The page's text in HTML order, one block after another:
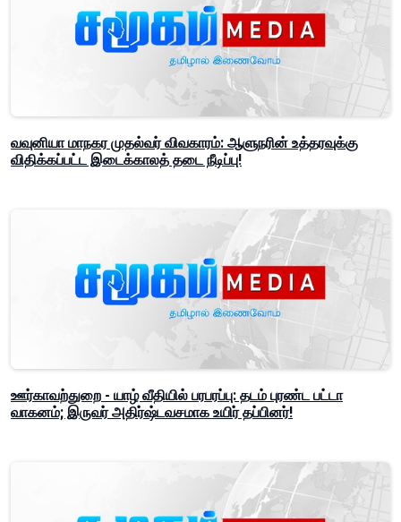
வவுனியா மாநகர முதல்வர் விவகாரம்: ஆளுநரின் உத்தரவுக்கு
விதிக்கப்பட்ட இடைக்காலத் தடை நீடிப்பு!
ஊர்காவற்துறை - யாழ் வீதியில் பரபரப்பு: தடம் புரண்ட பட்டா
வாகனம்; இருவர் அதிர்ஷ்டவசமாக உயிர் தப்பினர்!